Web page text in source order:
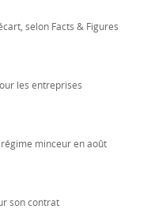
selon Facts & Figures
les entreprises
minceur en août
son contrat